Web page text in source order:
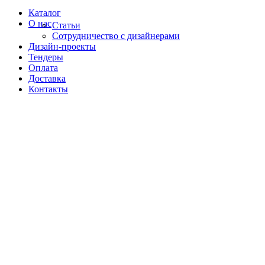
Каталог
О насСтатьи
Сотрудничество с дизайнерами
Дизайн-проекты
Тендеры
Оплата
Доставка
Контакты